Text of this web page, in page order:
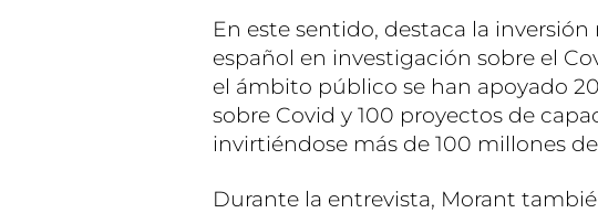
En este sentido, destaca la
español en investigación sobre el
el ámbito público se han apoyado
sobre Covid y 100 proyectos de
invirtiéndose más de 100 millones
Durante la entrevista, Morant